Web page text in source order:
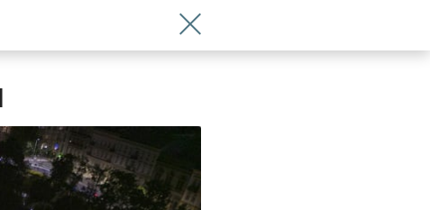
Wróć do artykułu Zbyszek Cybulski